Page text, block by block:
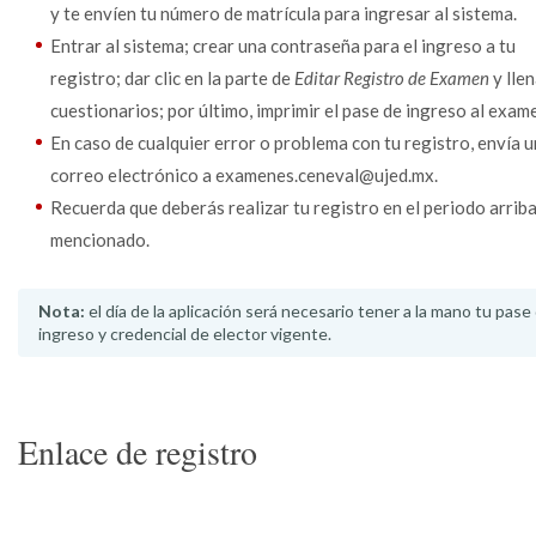
y te envíen tu número de matrícula para ingresar al sistema.
Entrar al sistema; crear una contraseña para el ingreso a tu
registro; dar clic en la parte de Editar Registro de Exameny
cuestionarios; por último, imprimir el pase de ingreso al
En caso de cualquier error o problema con tu registro, envía
correo electrónico a examenes.ceneval@ujed.mx.
Recuerda que deberás realizar tu registro en el periodo arriba
mencionado.
Nota: el día de la aplicación será necesario tener a la mano tu pase
ingreso y credencial de elector vigente.
Enlace de registro